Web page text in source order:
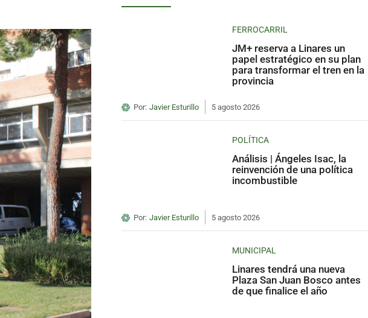
FERROCARRIL
JM+ reserva a Linares un
papel estratégico en su plan
para transformar el tren en la
provincia
Por: Javier Esturillo 5 agosto 2026
POLÍTICA
Análisis | Ángeles Isac, la
reinvención de una política
incombustible
Por: Javier Esturillo 5 agosto 2026
MUNICIPAL
Linares tendrá una nueva
Plaza San Juan Bosco antes
de que finalice el año